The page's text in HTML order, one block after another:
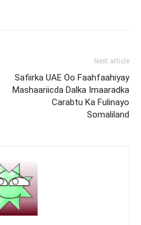
Next article
Safiirka UAE Oo Faahfaahiyay
Mashaariicda Dalka Imaaradka
Carabtu Ka Fulinayo
Somaliland